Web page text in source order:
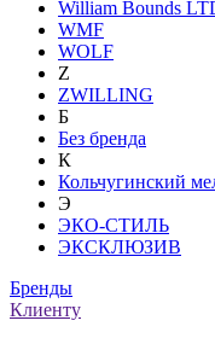
William Bounds
WMF
WOLF
Z
ZWILLING
Б
Без бренда
К
Кольчугинский
Э
ЭКО-СТИЛЬ
ЭКСКЛЮЗИВ
Бренды
Клиенту